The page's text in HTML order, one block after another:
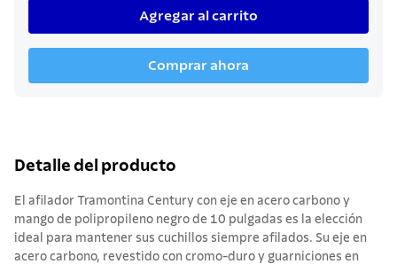
Agregar al carrito
Comprar ahora
Detalle del producto
El afilador Tramontina Century con eje en acero carbono y
mango de polipropileno negro de 10 pulgadas es la elección
ideal para mantener sus cuchillos siempre afilados. Su eje en
acero carbono, revestido con cromo-duro y guarniciones en